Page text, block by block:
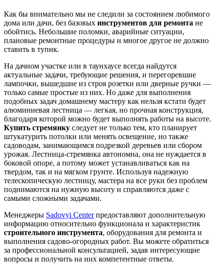
Как бы внимательно мы не следили за состоянием любимого
дома или дачи, без базовых инструментов для ремонта не
обойтись. Небольшие поломки, аварийные ситуации,
плановые ремонтные процедуры и многое другое не должно
ставить в тупик.
На дачном участке или в таунхаусе всегда найдутся
актуальные задачи, требующие решения, и перегоревшие
лампочки, вышедшие из строя розетки или дверные ручки —
только самые простые из них. Но даже для выполнения
подобных задач домашнему мастеру как нельзя кстати будет
алюминиевая лестница — легкая, но прочная конструкция,
благодаря которой можно будет выполнять работы на высоте.
Купить стремянку следует не только тем, кто планирует
штукатурить потолки или менять освещение, но также
садоводам, занимающимся подрезкой деревьев или сбором
урожая. Лестница-стремянка автономна, она не нуждается в
боковой опоре, а потому может устанавливаться как на
твердом, так и на мягком грунте. Используя надежную
телескопическую лестницу, мастера на все руки без проблем
поднимаются на нужную высоту и справляются даже с
самыми сложными задачами.
Менеджеры Sadovyi Centerпредоставляют дополнительную
информацию относительно функционала и характеристик
строительного инструмента, оборудования для ремонта и
выполнения садово-огородных работ. Вы можете обратиться
за профессиональной консультацией, задав интересующие
вопросы и получить на них компетентные ответы.